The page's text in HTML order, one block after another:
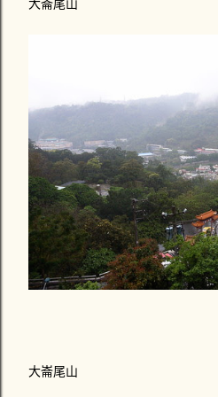
大崙尾山
大崙尾山